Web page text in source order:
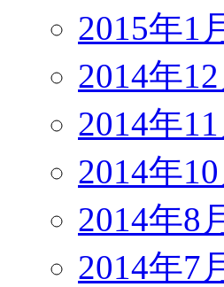
2015年1
2014年12
2014年11
2014年10
2014年8
2014年7